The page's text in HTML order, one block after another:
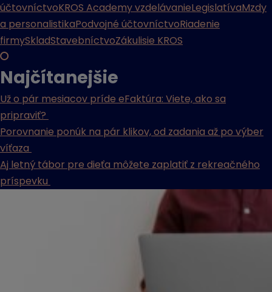
účtovníctvoKROS Academy vzdelávanieLegislatívaMzdy
a personalistikaPodvojné účtovníctvoRiadenie
firmySkladStavebníctvoZákulisie KROS
Najčítanejšie
Už o pár mesiacov príde eFaktúra: Viete, ako sa
pripraviť?
Porovnanie ponúk na pár klikov, od zadania až po výber
víťaza
Aj letný tábor pre dieťa môžete zaplatiť z rekreačného
príspevku